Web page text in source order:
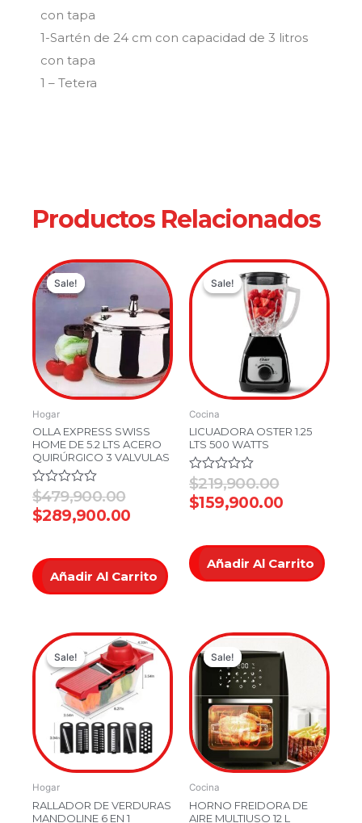
con tapa
1-Sartén de 24 cm con capacidad de 3 litros
con tapa
1 – Tetera
Productos Relacionados
Sale!
Sale!
Hogar
OLLA EXPRESS SWISS
HOME DE 5.2 LTS ACERO
QUIRÚRGICO 3 VALVULAS
Valorado
en
0
$479,900.00
Original
price
was:
$479,900.00.
$289,900.00
Current
price
is:
$289,900.00.
Añadir Al Carrito
Sale!
Sale!
Cocina
LICUADORA OSTER 1.25
LTS 500 WATTS
Valorado
en
0
$219,900.00
Original
price
was:
$159,900.00
Current
price
is:
Añadir Al Carrito
Sale!
Sale!
Hogar
RALLADOR DE VERDURAS
MANDOLINE 6 EN 1
Original
price
was:
$79,000.00.
Current
price
is:
$54,900.00.
Sale!
Sale!
Cocina
HORNO FREIDORA DE
AIRE MULTIUSO 12 L
Original
price
was:
Current
price
is: